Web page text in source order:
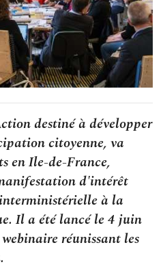
destiné à développer
citoyenne, va
en Ile-de-France,
d'intérêt
à la
Il a été lancé le 4 juin
réunissant les